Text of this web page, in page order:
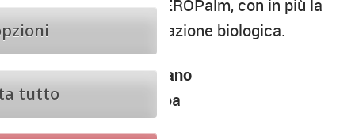
vantaggi della linea ZEROPalm, con in più la
garanzia della certificazione biologica.
RicettaCroissant Vegano
1000 g Farina Manitoba
tutto